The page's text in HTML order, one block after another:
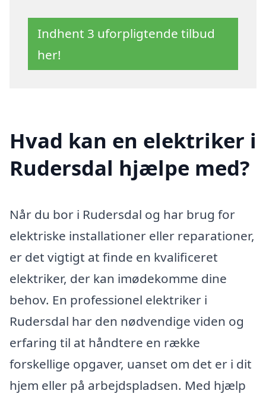
Indhent 3 uforpligtende tilbud
her!
Hvad kan en elektriker i
Rudersdal hjælpe med?
Når du bor i Rudersdal og har brug for
elektriske installationer eller reparationer,
er det vigtigt at finde en kvalificeret
elektriker, der kan imødekomme dine
behov. En professionel elektriker i
Rudersdal har den nødvendige viden og
erfaring til at håndtere en række
forskellige opgaver, uanset om det er i dit
hjem eller på arbejdspladsen. Med hjælp